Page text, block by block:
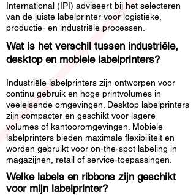
International (IPI) adviseert bij het selecteren
van de juiste labelprinter voor logistieke,
productie- en industriële processen.
Wat is het verschil tussen industriële,
desktop en mobiele labelprinters?
Industriële labelprinters zijn ontworpen voor
continu gebruik en hoge printvolumes in
veeleisende omgevingen. Desktop labelprinters
zijn compacter en geschikt voor lagere
volumes of kantooromgevingen. Mobiele
labelprinters bieden maximale flexibiliteit en
worden gebruikt voor on-the-spot labeling in
magazijnen, retail of service-toepassingen.
Welke labels en ribbons zijn geschikt
voor mijn labelprinter?